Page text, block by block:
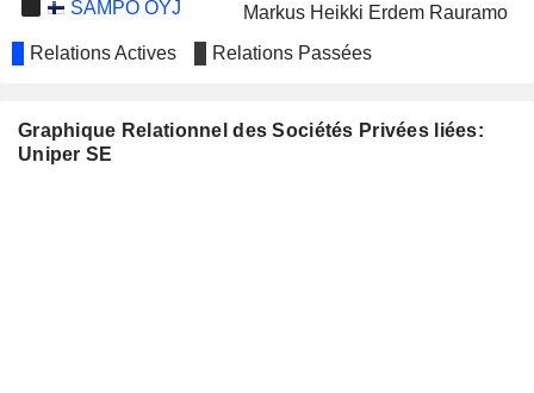
SAMPO OYJ
Markus Heikki Erdem Rauramo
TUI AG
Eva Maria Verena Volpert
Relations Actives Relations Passées
Graphique Relationnel des Sociétés Privées liées:
Uniper SE